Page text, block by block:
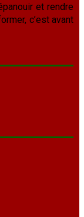
et rendre
c’est avant